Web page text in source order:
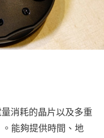
消耗的晶片以及多重
能夠提供時間、地